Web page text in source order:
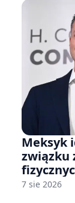
Meksyk
związku
7 sie 2026